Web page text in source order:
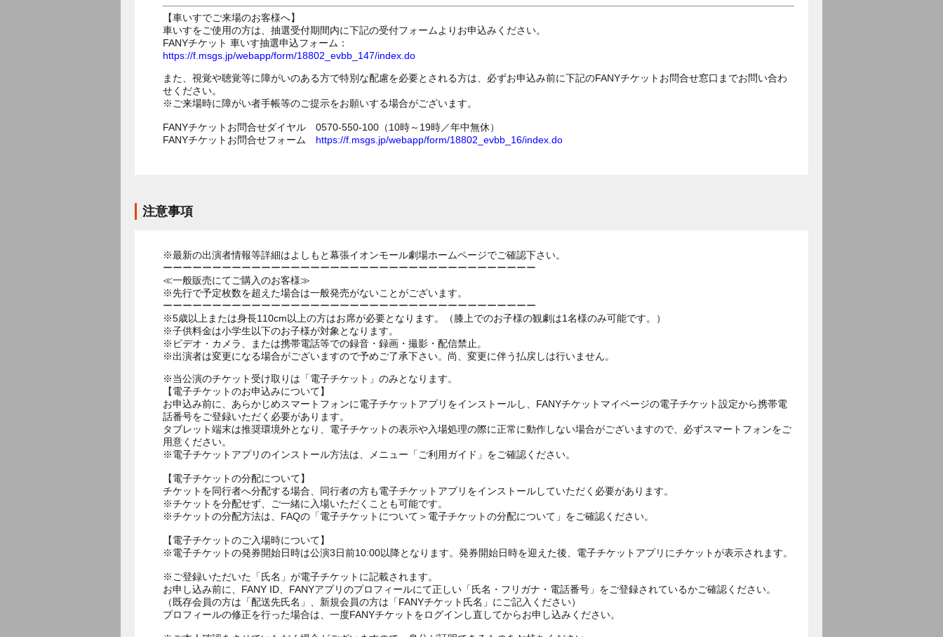
【車いすでご来場のお客様へ】
車いすをご使用の方は、抽選受付期間内に下記の受付フォームよりお申込みください。
FANYチケット 車いす抽選申込フォーム：
https://f.msgs.jp/webapp/form/18802_evbb_147/index.do
また、視覚や聴覚等に障がいのある方で特別な配慮を必要とされる方は、必ずお申込み前に下記のFANYチケットお問合せ窓口までお問い合わ
せください。
※ご来場時に障がい者手帳等のご提示をお願いする場合がございます。
FANYチケットお問合せダイヤル 0570-550-100（10時～19時／年中無休）
FANYチケットお問合せフォーム https://f.msgs.jp/webapp/form/18802_evbb_16/index.do
注意事項
※最新の出演者情報等詳細はよしもと幕張イオンモール劇場ホームページでご確認下さい。
ーーーーーーーーーーーーーーーーーーーーーーーーーーーーーーーーーーーーーー
≪一般販売にてご購入のお客様≫
※先行で予定枚数を超えた場合は一般発売がないことがございます。
ーーーーーーーーーーーーーーーーーーーーーーーーーーーーーーーーーーーーーー
※5歳以上または身長110cm以上の方はお席が必要となります。（膝上でのお子様の観劇は1名様のみ可能です。）
※子供料金は小学生以下のお子様が対象となります。
※ビデオ・カメラ、または携帯電話等での録音・録画・撮影・配信禁止。
※出演者は変更になる場合がございますので予めご了承下さい。尚、変更に伴う払戻しは行いません。
※当公演のチケット受け取りは「電子チケット」のみとなります。
【電子チケットのお申込みについて】
お申込み前に、あらかじめスマートフォンに電子チケットアプリをインストールし、FANYチケットマイページの電子チケット設定から携帯電
話番号をご登録いただく必要があります。
タブレット端末は推奨環境外となり、電子チケットの表示や入場処理の際に正常に動作しない場合がございますので、必ずスマートフォンをご
用意ください。
※電子チケットアプリのインストール方法は、メニュー「ご利用ガイド」をご確認ください。
【電子チケットの分配について】
チケットを同行者へ分配する場合、同行者の方も電子チケットアプリをインストールしていただく必要があります。
※チケットを分配せず、ご一緒に入場いただくことも可能です。
※チケットの分配方法は、FAQの「電子チケットについて＞電子チケットの分配について」をご確認ください。
【電子チケットのご入場時について】
※電子チケットの発券開始日時は公演3日前10:00以降となります。発券開始日時を迎えた後、電子チケットアプリにチケットが表示されます。
※ご登録いただいた「氏名」が電子チケットに記載されます。
お申し込み前に、FANY ID、FANYアプリのプロフィールにて正しい「氏名・フリガナ・電話番号」をご登録されているかご確認ください。
（既存会員の方は「配送先氏名」、新規会員の方は「FANYチケット氏名」にご記入ください）
プロフィールの修正を行った場合は、一度FANYチケットをログインし直してからお申し込みください。